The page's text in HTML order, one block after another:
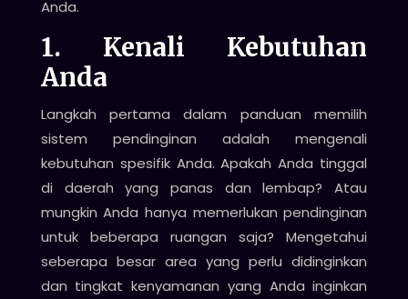
Anda.
1. Kenali Kebutuhan
Anda
Langkah pertama dalam panduan memilih
sistem pendinginan adalah mengenali
kebutuhan spesifik Anda. Apakah Anda tinggal
di daerah yang panas dan lembap? Atau
mungkin Anda hanya memerlukan pendinginan
untuk beberapa ruangan saja? Mengetahui
seberapa besar area yang perlu didinginkan
dan tingkat kenyamanan yang Anda inginkan